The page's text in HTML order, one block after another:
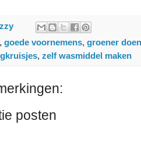
, goede voornemens, groener
, zelf wasmiddel maken
posten